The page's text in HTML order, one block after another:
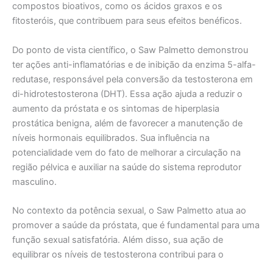
compostos bioativos, como os ácidos graxos e os
fitosteróis, que contribuem para seus efeitos benéficos.
Do ponto de vista científico, o Saw Palmetto demonstrou
ter ações anti-inflamatórias e de inibição da enzima 5-alfa-
redutase, responsável pela conversão da testosterona em
di-hidrotestosterona (DHT). Essa ação ajuda a reduzir o
aumento da próstata e os sintomas de hiperplasia
prostática benigna, além de favorecer a manutenção de
níveis hormonais equilibrados. Sua influência na
potencialidade vem do fato de melhorar a circulação na
região pélvica e auxiliar na saúde do sistema reprodutor
masculino.
No contexto da potência sexual, o Saw Palmetto atua ao
promover a saúde da próstata, que é fundamental para uma
função sexual satisfatória. Além disso, sua ação de
equilibrar os níveis de testosterona contribui para o